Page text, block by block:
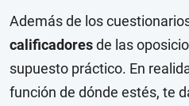
Además de los
calificadoresde las
supuesto práctico. En
función de dónde estés, te